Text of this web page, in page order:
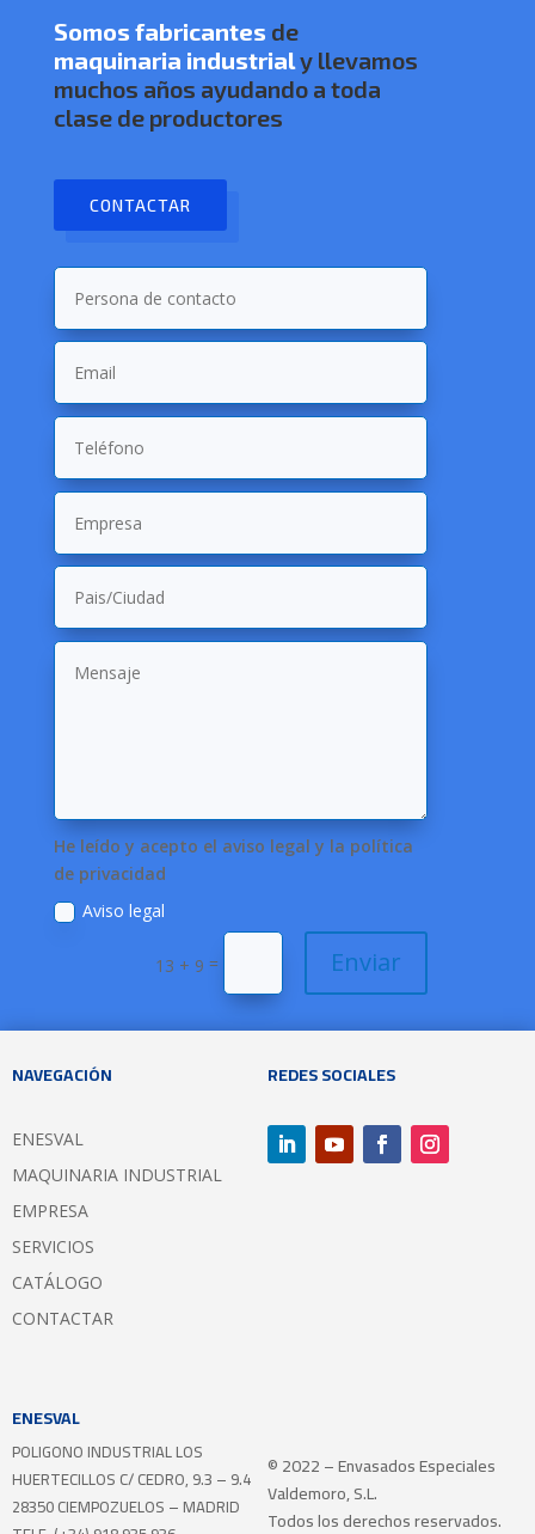
Somos fabricantes de
maquinaria industrialy llevamos
muchos años ayudando a toda
clase de productores
CONTACTAR
He leído y acepto el aviso legal y la política
de privacidad
Aviso legal
13 + 9 = Enviar
NAVEGACIÓN
ENESVAL
MAQUINARIA INDUSTRIAL
EMPRESA
SERVICIOS
CATÁLOGO
CONTACTAR
REDES SOCIALES
ENESVAL
POLIGONO INDUSTRIAL LOS
HUERTECILLOS C/ CEDRO, 9.3 – 9.4
28350 CIEMPOZUELOS – MADRID
© 2022 – Envasados Especiales
Valdemoro, S.L.
Todos los derechos reservados.